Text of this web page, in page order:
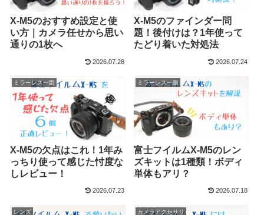
X-M5のおすすめ設定と使
い方｜カメラ任せから思い
通りの1枚へ
2026.07.28
X-M5のファインダー問
題！後付けは？1年使って
たどり着いた対処法
2026.07.24
ミラーレス一眼
X-M5の欠点はこれ！1年み
っちり使って感じた忖度な
しレビュー！
2026.07.23
ミラーレス一眼
富士フイルムX-M5のレン
ズキットは1種類！ボディ
単体もアリ？
2026.07.18
レンズ カメラアクセサリ